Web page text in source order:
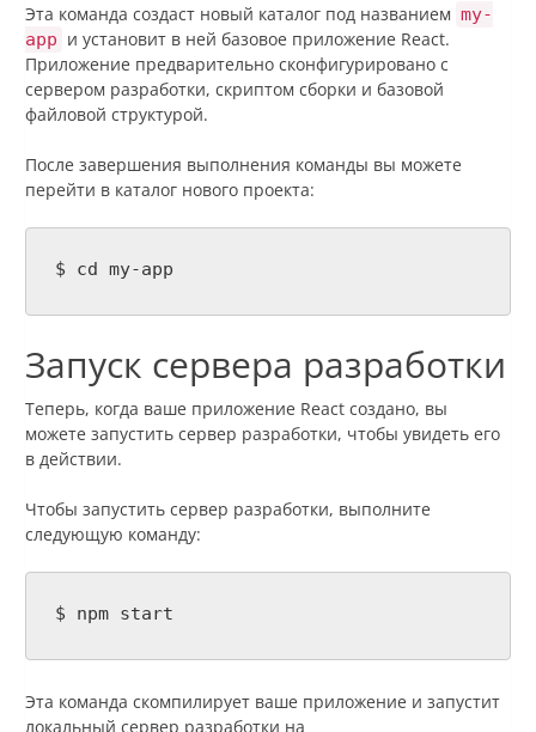
Эта команда создаст новый каталог под названием my-
app и установит в ней базовое приложение React.
Приложение предварительно сконфигурировано с
сервером разработки, скриптом сборки и базовой
файловой структурой.
После завершения выполнения команды вы можете
перейти в каталог нового проекта:
$ cd my-app
Запуск сервера разработки
Теперь, когда ваше приложение React создано, вы
можете запустить сервер разработки, чтобы увидеть его
в действии.
Чтобы запустить сервер разработки, выполните
следующую команду:
$ npm start
Эта команда скомпилирует ваше приложение и запустит
локальный сервер разработки на